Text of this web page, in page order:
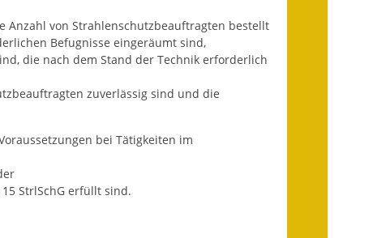
Jahresabschlüsse
Wasserversorgung
Heiraten in Notzingen
Ortsrecht
von Strahlenschutzbeauftragten bestellt
Befugnisse eingeräumt sind,
die nach dem Stand der Technik erforderlich
zuverlässig sind und die
bei Tätigkeiten im
StrlSchG erfüllt sind.